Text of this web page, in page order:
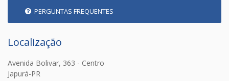
PERGUNTAS FREQUENTES
Localização
Avenida Bolivar, 363 - Centro
Japurá-PR